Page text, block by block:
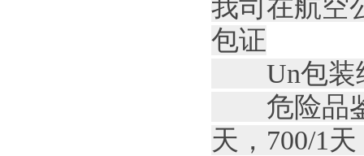
我司在航空
包证
Un包装纸
危险品鉴
天，700/1